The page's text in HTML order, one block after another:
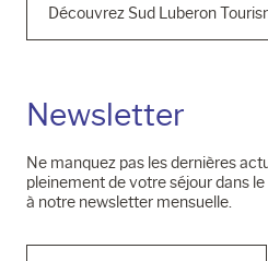
Découvrez Sud Luberon
Newsletter
Ne manquez pas les dernières
pleinement de votre séjour dans
à notre newsletter mensuelle.